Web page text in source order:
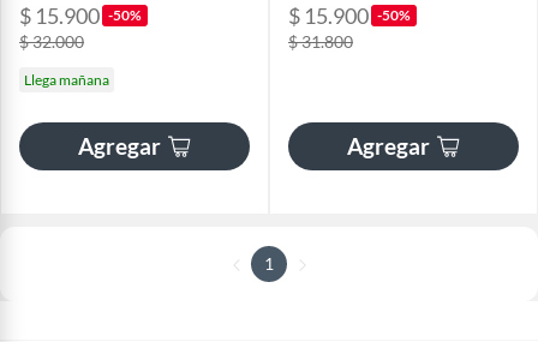
$ 15.900 -50%
$ 32.000
Llega mañana
Agregar
$ 15.900 -50%
$ 31.800
Agregar
1